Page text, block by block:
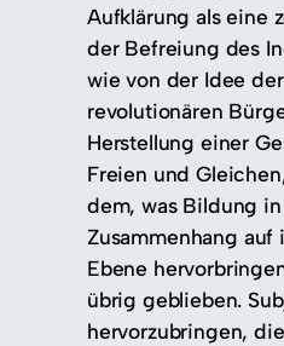
Aufklärung als eine
der Befreiung des
wie von der Idee
revolutionären
Herstellung einer
Freien und
dem, was Bildung
Zusammenhang
Ebene
übrig geblieben.
hervorzubringen,